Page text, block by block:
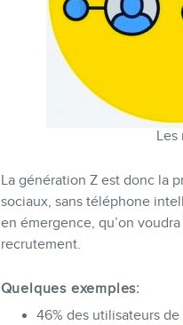
Les
La génération Z est donc la
sociaux, sans téléphone
en émergence, qu’on
recrutement.
Quelques exemples:
46% des utilisateurs